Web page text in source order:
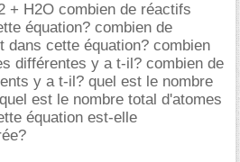
+ H2O combien de réactifs
équation? combien de
dans cette équation? combien
différentes y a t-il? combien de
y a t-il? quel est le nombre
est le nombre total d'atomes
équation est-elle